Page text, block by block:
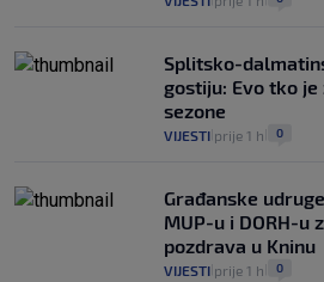
Splitsko-
gostiju: Evo tko
sezone
VIJESTI prije 1 h 0
Građanske
MUP-u i DORH-u
pozdrava u Kninu
VIJESTI prije 1 h 0